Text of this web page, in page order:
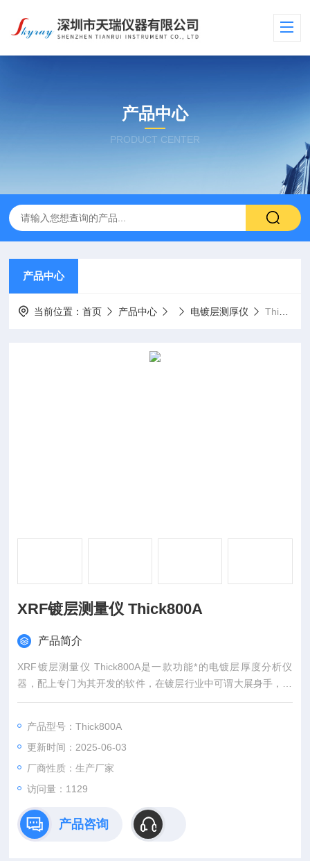
产品中心
PRODUCT CENTER
产品中心
当前位置：首页 产品中心 电镀层测厚仪 Thick800AXRF镀层测量仪 Thick800A
XRF镀层测量仪 Thick800A
产品简介
XRF镀层测量仪 Thick800A是一款功能*的电镀层厚度分析仪
器，配上专门为其开发的软件，在镀层行业中可谓大展身手，检
测电镀,化学镀层厚度,如镀金,镀镍,镀铜,镀铬,镍锌,镀银,镀钯...
产品型号：Thick800A
更新时间：2025-06-03
厂商性质：生产厂家
访问量：1129
产品咨询